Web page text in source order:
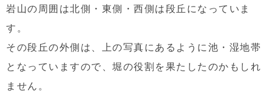
岩山の周囲は北側・東側・西側は段丘になっていま
す。
その段丘の外側は、上の写真にあるように池・湿地帯
となっていますので、堀の役割を果たしたのかもしれ
ません。